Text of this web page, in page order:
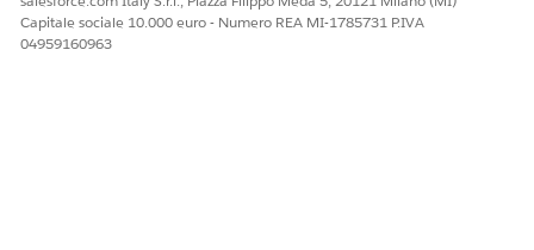
Capitale sociale 10.000 euro - Numero REA MI-1785731 P.IVA
04959160963